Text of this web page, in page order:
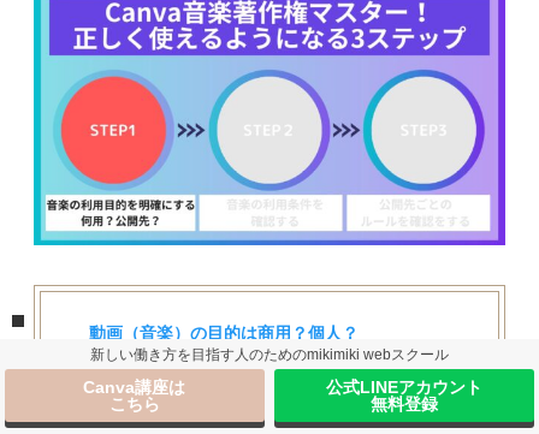
動画（音楽）の目的は商用？個人？
・ 商用の場合
・個人用の場合
公開先を確認する
新しい働き方を目指す人のためのmikimiki webスクール
Canva講座は
こちら
公式LINEアカウント
無料登録